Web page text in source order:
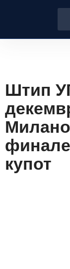
Штип
купот